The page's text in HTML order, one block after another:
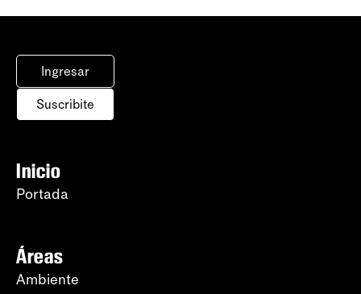
Ingresar
Suscribite
Inicio
Portada
Áreas
Ambiente